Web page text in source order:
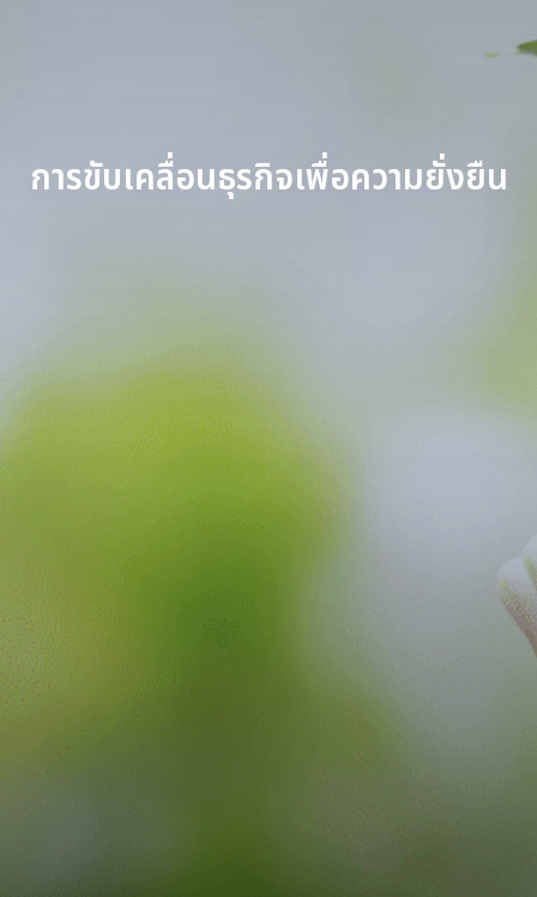
การขับเคลื่อนธุรกิจเพื่อความยั่งยืน